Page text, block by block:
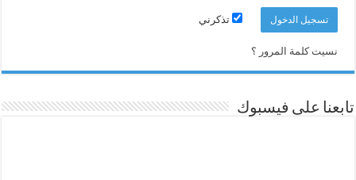
تذكرني
نسيت كلمة المرور ؟
تابعنا على فيسبوك